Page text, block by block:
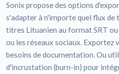
Sonix propose des options
s'adapter à n'importe quel flux de
titres Lituanien au format SRT
ou les réseaux sociaux. Exportez
besoins de documentation. Ou
d'incrustation (burn-in) pour